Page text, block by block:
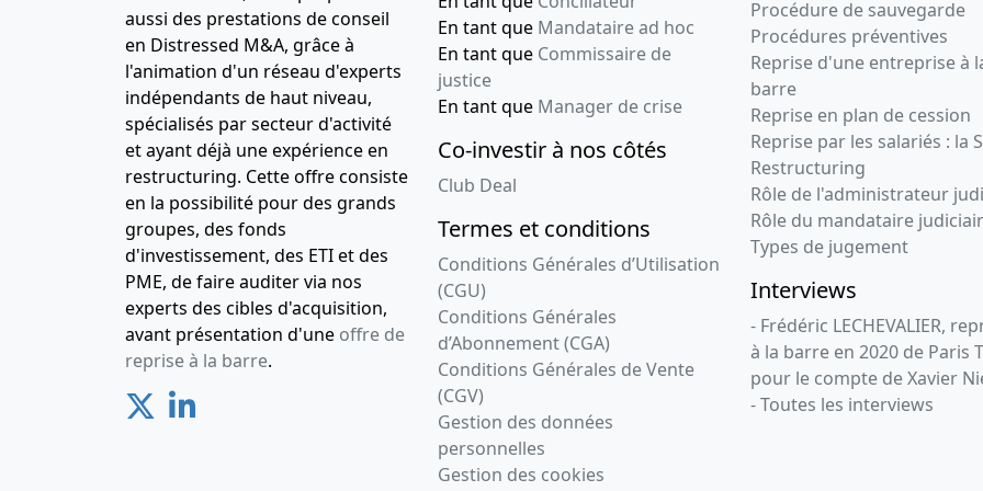
aussi des prestations de conseil
en Distressed M&A, grâce à
l'animation d'un réseau d'experts
indépendants de haut niveau,
spécialisés par secteur d'activité
et ayant déjà une expérience en
restructuring. Cette offre consiste
en la possibilité pour des grands
groupes, des fonds
d'investissement, des ETI et des
PME, de faire auditer via nos
experts des cibles d'acquisition,
avant présentation d'une offre de
reprise à la barre.
En tant que Mandataire ad hoc
En tant que Commissaire de
justice
En tant que Manager de crise
Co-investir à nos côtés
Club Deal
Termes et conditions
Conditions Générales d’Utilisation
(CGU)
Conditions Générales
d’Abonnement (CGA)
Conditions Générales de Vente
(CGV)
Gestion des données
personnelles
Gestion des cookies
Procédure de sauvegarde
Procédures préventives
Reprise d'une entreprise à
barre
Reprise en plan de cession
Reprise par les salariés : la
Restructuring
Rôle de l'administrateur
Rôle du mandataire
Types de jugement
Interviews
- Frédéric LECHEVALIER,
à la barre en 2020 de Paris
pour le compte de Xavier
- Toutes les interviews